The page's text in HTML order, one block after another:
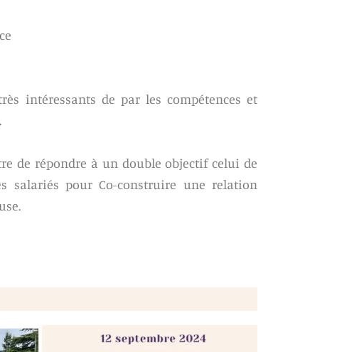
intéressants de par les compétences et
de répondre à un double objectif celui de
salariés pour Co-construire une relation